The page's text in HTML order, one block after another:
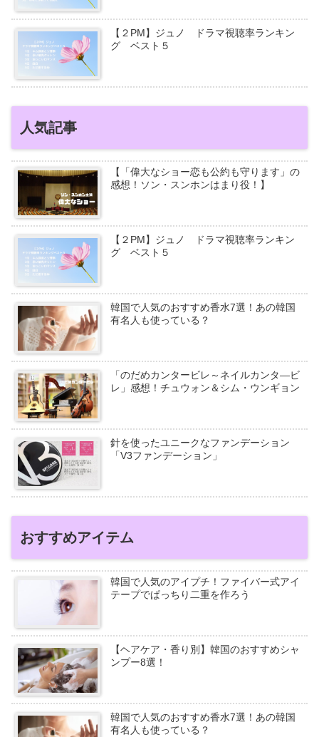
【２PM】ジュノ ドラマ視聴率ランキン
グ ベスト５
人気記事
【「偉大なショー恋も公約も守ります」の
感想！ソン・スンホンはまり役！】
【２PM】ジュノ ドラマ視聴率ランキン
グ ベスト５
韓国で人気のおすすめ香水7選！あの韓国
有名人も使っている？
「のだめカンタービレ～ネイルカンタ―ビ
レ」感想！チュウォン＆シム・ウンギョン
針を使ったユニークなファンデーション
「V3ファンデーション」
おすすめアイテム
韓国で人気のアイプチ！ファイバー式アイ
テープでぱっちり二重を作ろう
【ヘアケア・香り別】韓国のおすすめシャ
ンプー8選！
韓国で人気のおすすめ香水7選！あの韓国
有名人も使っている？